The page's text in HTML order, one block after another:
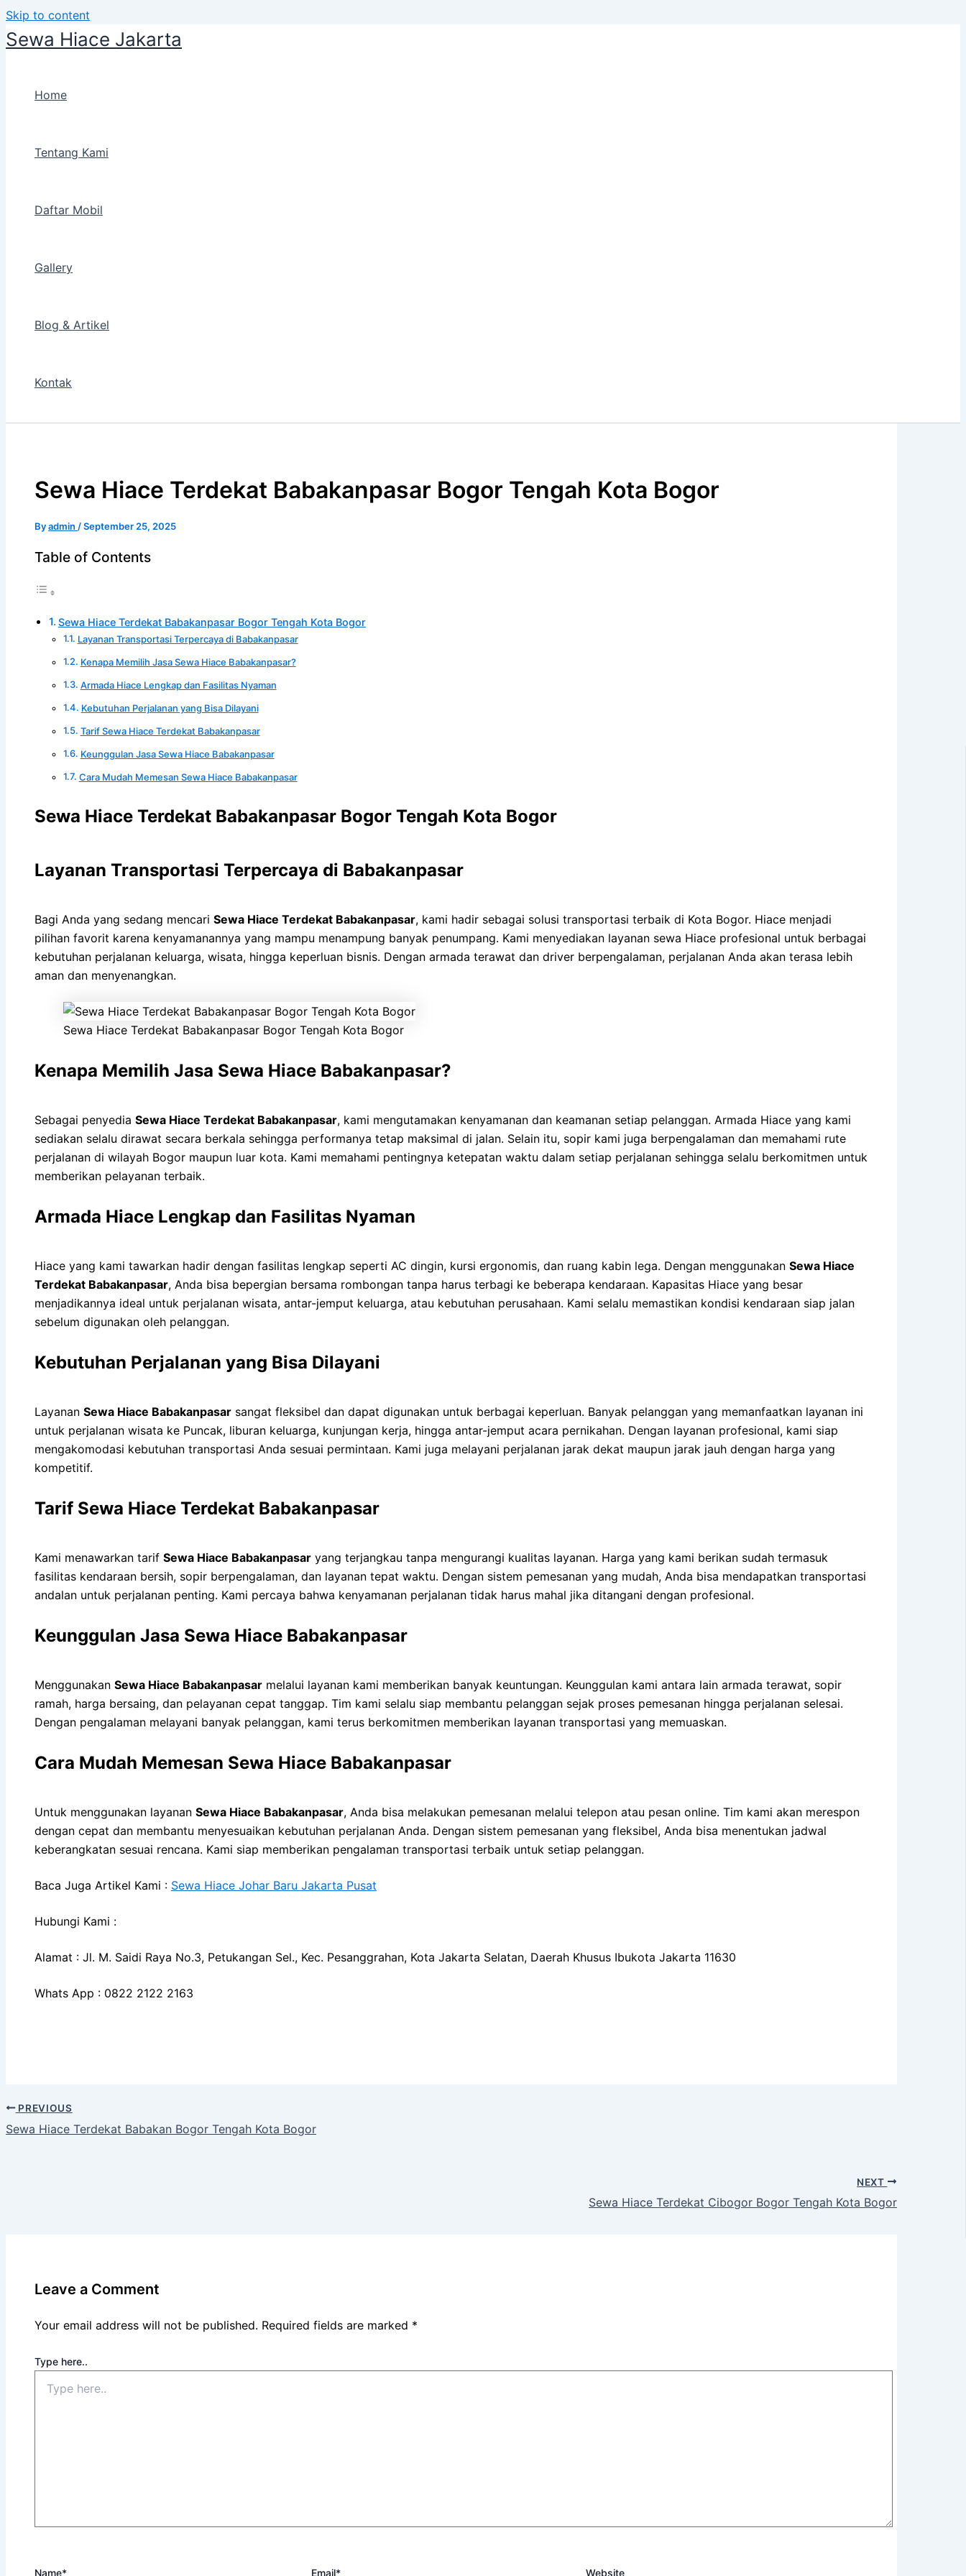
Skip to content
Sewa Hiace Jakarta
Home
Tentang Kami
Daftar Mobil
Gallery
Blog & Artikel
Kontak
Sewa Hiace Terdekat Babakanpasar Bogor Tengah Kota Bogor
Byadmin /September 25, 2025
Table of Contents
Sewa Hiace Terdekat Babakanpasar Bogor Tengah Kota Bogor
Layanan Transportasi Terpercaya di Babakanpasar
Kenapa Memilih Jasa Sewa Hiace Babakanpasar?
Armada Hiace Lengkap dan Fasilitas Nyaman
Kebutuhan Perjalanan yang Bisa Dilayani
Tarif Sewa Hiace Terdekat Babakanpasar
Keunggulan Jasa Sewa Hiace Babakanpasar
Cara Mudah Memesan Sewa Hiace Babakanpasar
Sewa Hiace Terdekat Babakanpasar Bogor Tengah Kota Bogor
Layanan Transportasi Terpercaya di Babakanpasar
Bagi Anda yang sedang mencari Sewa Hiace Terdekat Babakanpasar, kami hadir sebagai solusi transportasi terbaik di Kota Bogor. Hiace menjadi
pilihan favorit karena kenyamanannya yang mampu menampung banyak penumpang. Kami menyediakan layanan sewa Hiace profesional untuk berbagai
kebutuhan perjalanan keluarga, wisata, hingga keperluan bisnis. Dengan armada terawat dan driver berpengalaman, perjalanan Anda akan terasa lebih
aman dan menyenangkan.
Sewa Hiace Terdekat Babakanpasar Bogor Tengah Kota Bogor
Kenapa Memilih Jasa Sewa Hiace Babakanpasar?
Sebagai penyedia Sewa Hiace Terdekat Babakanpasar, kami mengutamakan kenyamanan dan keamanan setiap pelanggan. Armada Hiace yang kami
sediakan selalu dirawat secara berkala sehingga performanya tetap maksimal di jalan. Selain itu, sopir kami juga berpengalaman dan memahami rute
perjalanan di wilayah Bogor maupun luar kota. Kami memahami pentingnya ketepatan waktu dalam setiap perjalanan sehingga selalu berkomitmen untuk
memberikan pelayanan terbaik.
Armada Hiace Lengkap dan Fasilitas Nyaman
Hiace yang kami tawarkan hadir dengan fasilitas lengkap seperti AC dingin, kursi ergonomis, dan ruang kabin lega. Dengan menggunakan Sewa Hiace
Terdekat Babakanpasar, Anda bisa bepergian bersama rombongan tanpa harus terbagi ke beberapa kendaraan. Kapasitas Hiace yang besar
menjadikannya ideal untuk perjalanan wisata, antar-jemput keluarga, atau kebutuhan perusahaan. Kami selalu memastikan kondisi kendaraan siap jalan
sebelum digunakan oleh pelanggan.
Kebutuhan Perjalanan yang Bisa Dilayani
Layanan Sewa Hiace Babakanpasar sangat fleksibel dan dapat digunakan untuk berbagai keperluan. Banyak pelanggan yang memanfaatkan layanan ini
untuk perjalanan wisata ke Puncak, liburan keluarga, kunjungan kerja, hingga antar-jemput acara pernikahan. Dengan layanan profesional, kami siap
mengakomodasi kebutuhan transportasi Anda sesuai permintaan. Kami juga melayani perjalanan jarak dekat maupun jarak jauh dengan harga yang
kompetitif.
Tarif Sewa Hiace Terdekat Babakanpasar
Kami menawarkan tarif Sewa Hiace Babakanpasar yang terjangkau tanpa mengurangi kualitas layanan. Harga yang kami berikan sudah termasuk
fasilitas kendaraan bersih, sopir berpengalaman, dan layanan tepat waktu. Dengan sistem pemesanan yang mudah, Anda bisa mendapatkan transportasi
andalan untuk perjalanan penting. Kami percaya bahwa kenyamanan perjalanan tidak harus mahal jika ditangani dengan profesional.
Keunggulan Jasa Sewa Hiace Babakanpasar
Menggunakan Sewa Hiace Babakanpasar melalui layanan kami memberikan banyak keuntungan. Keunggulan kami antara lain armada terawat, sopir
ramah, harga bersaing, dan pelayanan cepat tanggap. Tim kami selalu siap membantu pelanggan sejak proses pemesanan hingga perjalanan selesai.
Dengan pengalaman melayani banyak pelanggan, kami terus berkomitmen memberikan layanan transportasi yang memuaskan.
Cara Mudah Memesan Sewa Hiace Babakanpasar
Untuk menggunakan layanan Sewa Hiace Babakanpasar, Anda bisa melakukan pemesanan melalui telepon atau pesan online. Tim kami akan merespon
dengan cepat dan membantu menyesuaikan kebutuhan perjalanan Anda. Dengan sistem pemesanan yang fleksibel, Anda bisa menentukan jadwal
keberangkatan sesuai rencana. Kami siap memberikan pengalaman transportasi terbaik untuk setiap pelanggan.
Baca Juga Artikel Kami : Sewa Hiace Johar Baru Jakarta Pusat
Hubungi Kami :
Alamat : Jl. M. Saidi Raya No.3, Petukangan Sel., Kec. Pesanggrahan, Kota Jakarta Selatan, Daerah Khusus Ibukota Jakarta 11630
Whats App : 0822 2122 2163
PREVIOUS
Sewa Hiace Terdekat Babakan Bogor Tengah Kota Bogor
NEXT
Sewa Hiace Terdekat Cibogor Bogor Tengah Kota Bogor
Leave a Comment
Your email address will not be published. Required fields are marked *
Type here..
Name* Email* Website